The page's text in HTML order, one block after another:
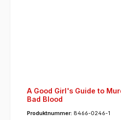
A Good Girl's Guide to
Bad Blood
Produktnummer: 8466-0246-1